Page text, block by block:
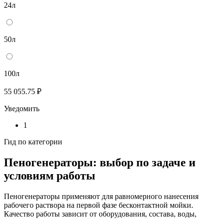
24л
50л
100л
55 055.75 ₽
Уведомить
1
Гид по категории
Пеногенераторы: выбор по задаче и
условиям работы
Пеногенераторы применяют для равномерного нанесения
рабочего раствора на первой фазе бесконтактной мойки.
Качество работы зависит от оборудования, состава, воды,